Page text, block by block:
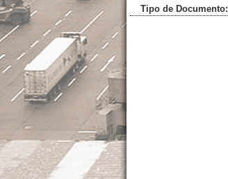
Tipo de Documento: